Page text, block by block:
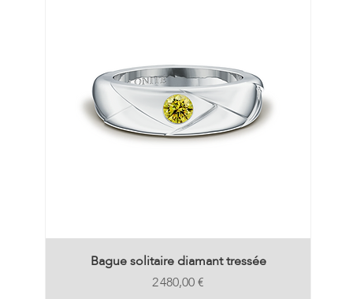
Bague solitaire diamant tressée
Prix
2 480,00 €